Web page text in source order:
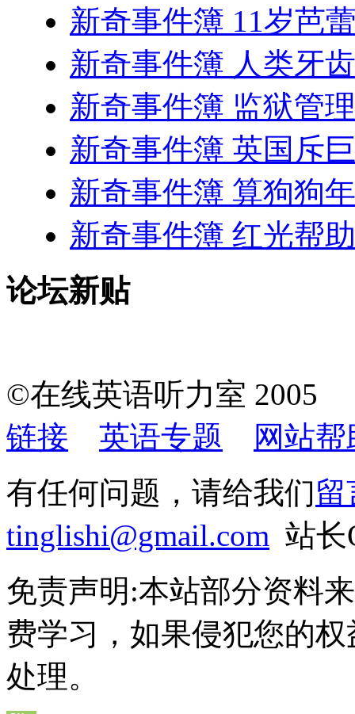
新奇事件簿 11岁芭
新奇事件簿 人类牙
新奇事件簿 监狱管
新奇事件簿 英国斥
新奇事件簿 算狗狗
新奇事件簿 红光帮
论坛新贴
©在线英语听力室
链接
英语专题
网站帮
有任何问题，请给我们留
tinglishi@gmail.com 站长
免责声明:本站部分资料
费学习，如果侵犯您的
处理。